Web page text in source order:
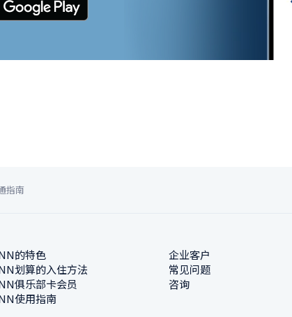
指南
的特色
划算的入住方法
俱乐部卡会员
使用指南
企业客户
常见问题
咨询